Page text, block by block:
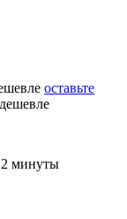
оставьте
2 минуты